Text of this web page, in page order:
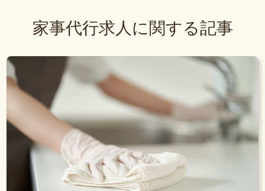
家事代行求人に関する記事